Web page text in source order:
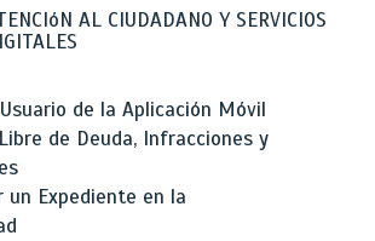
AL CIUDADANO Y SERVICIOS
de la Aplicación Móvil
de Deuda, Infracciones y
un Expediente en la